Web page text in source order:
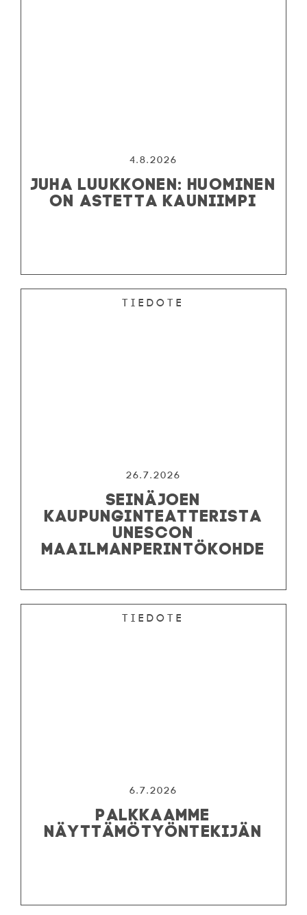
RYHMILLE
PALVELUT
TEATTERI
4.8.2026
JUHA LUUKKONEN: HUOMINEN
ON ASTETTA KAUNIIMPI
Tiedote
26.7.2026
SEINÄJOEN
KAUPUNGINTEATTERISTA
UNESCON
MAAILMANPERINTÖKOHDE
Tiedote
6.7.2026
PALKKAAMME
NÄYTTÄMÖTYÖNTEKIJÄN